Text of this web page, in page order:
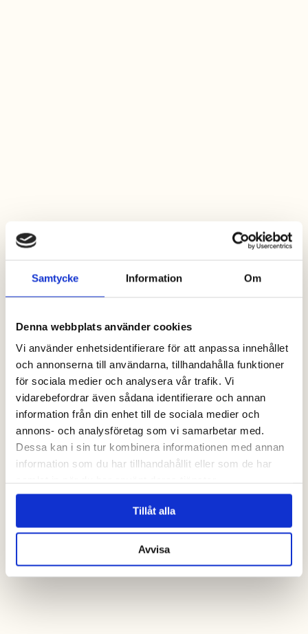
Samtycke Information Om
Denna webbplats använder cookies
Vi använder enhetsidentifierare för att anpassa innehållet
och annonserna till användarna, tillhandahålla funktioner
för sociala medier och analysera vår trafik. Vi
vidarebefordrar även sådana identifierare och annan
information från din enhet till de sociala medier och
annons- och analysföretag som vi samarbetar med.
Dessa kan i sin tur kombinera informationen med annan
information som du har tillhandahållit eller som de har
Tillåt alla
Avvisa